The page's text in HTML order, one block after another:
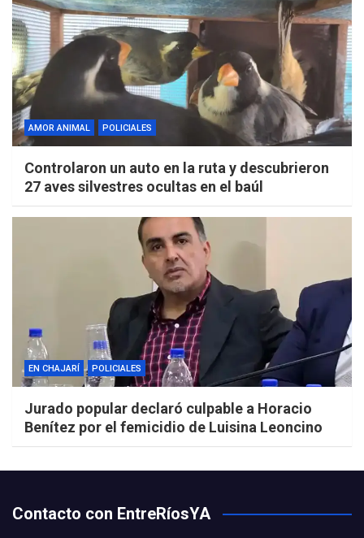
AMOR ANIMAL POLICIALES
Controlaron un auto en la ruta y descubrieron
27 aves silvestres ocultas en el baúl
EN CHAJARÍ POLICIALES
Jurado popular declaró culpable a Horacio
Benítez por el femicidio de Luisina Leoncino
Contacto con EntreRíosYA